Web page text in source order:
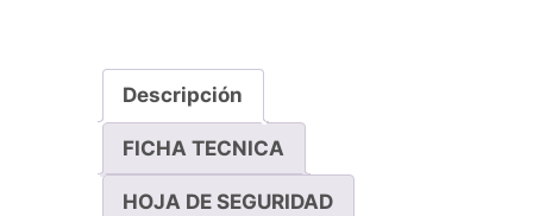
Descripción
FICHA TECNICA
HOJA DE SEGURIDAD